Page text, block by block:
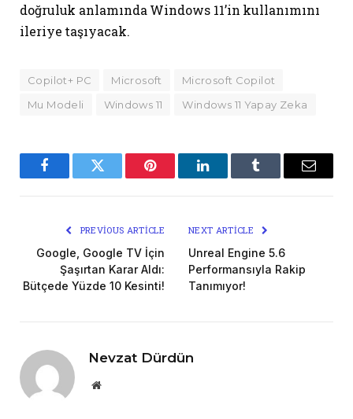
doğruluk anlamında Windows 11’in kullanımını
ileriye taşıyacak.
Copilot+ PC Microsoft
Microsoft Copilot
Mu Modeli
Windows 11 Windows 11 Yapay Zeka
FacebookTwitter Pinterest LinkedInTumblr Email
PREVIOUS ARTICLE
Google, Google TV İçin
Şaşırtan Karar Aldı:
Bütçede Yüzde 10 Kesinti!
NEXT ARTICLE
Unreal Engine 5.6
Performansıyla Rakip
Tanımıyor!
Nevzat Dürdün
Website